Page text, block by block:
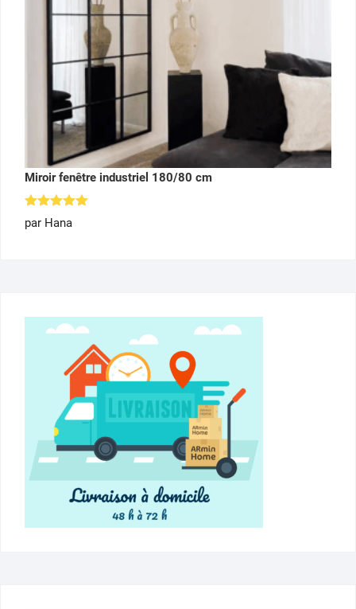
Miroir fenêtre industriel 180/80 cm
Note
sur 5
par Hana